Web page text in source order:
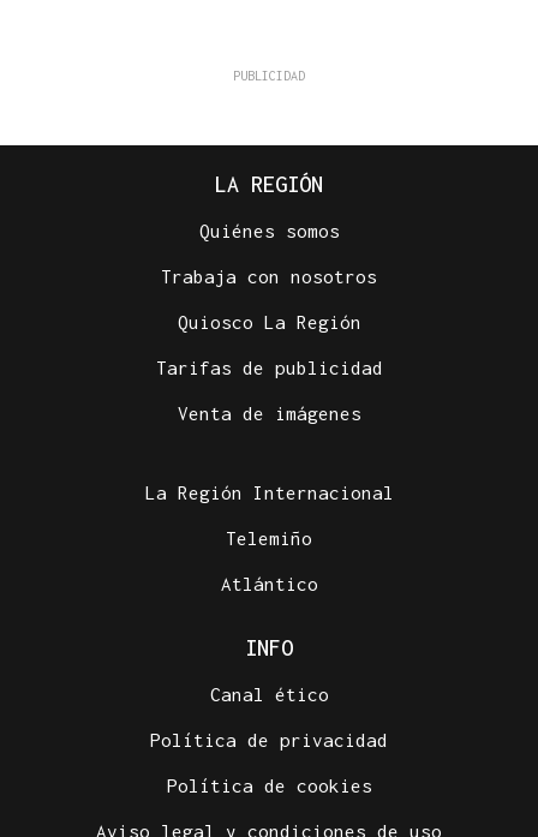
LA REGIÓN
Quiénes somos
Trabaja con nosotros
Quiosco La Región
Tarifas de publicidad
Venta de imágenes
La Región Internacional
Telemiño
Atlántico
INFO
Canal ético
Política de privacidad
Política de cookies
Aviso legal y condiciones de uso